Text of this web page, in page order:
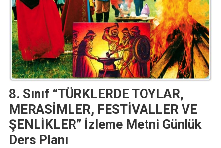
8. Sınıf “TÜRKLERDE TOYLAR,
MERASİMLER, FESTİVALLER VE
ŞENLİKLER” İzleme Metni Günlük
Ders Planı